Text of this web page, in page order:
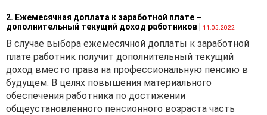
2. Ежемесячная доплата к заработной плате –
дополнительный текущий доход работников
11.05.2022
В случае выбора ежемесячной доплаты к заработной
плате работник получит дополнительный текущий
доход вместо права на профессиональную пенсию в
будущем. В целях повышения материального
обеспечения работника по достижении
общеустановленного пенсионного возраста часть